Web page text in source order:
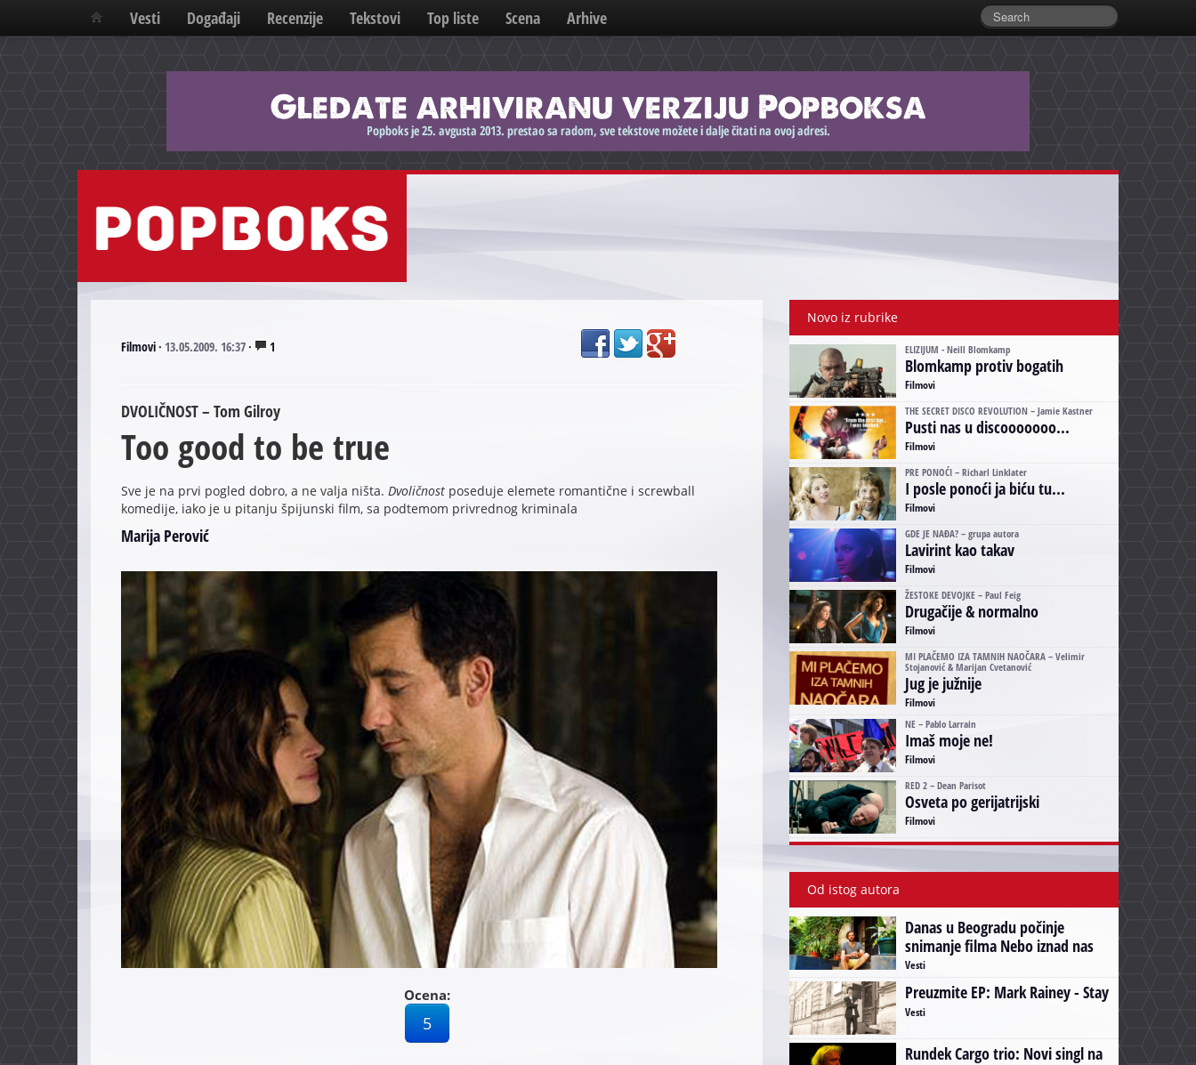
Vesti Događaji Recenzije Tekstovi Top liste Scena Arhive
Filmovi· 13.05.2009. 16:37· 1
DVOLIČNOST – Tom Gilroy
Too good to be true
Sve je na prvi pogled dobro, a ne valja ništa. Dvoličnostposeduje elemete romantične i screwball
komedije, iako je u pitanju špijunski film, sa podtemom privrednog kriminala
Marija Perović
Ocena:
5
Novo iz rubrike
ELIZIJUM - Neill Blomkamp
Blomkamp protiv bogatih
Filmovi
THE SECRET DISCO REVOLUTION – Jamie Kastner
Pusti nas u discooooooo...
Filmovi
PRE PONOĆI – Richarl Linklater
I posle ponoći ja biću tu...
Filmovi
GDE JE NAĐA? – grupa autora
Lavirint kao takav
Filmovi
ŽESTOKE DEVOJKE – Paul Feig
Drugačije & normalno
Filmovi
MI PLAČEMO IZA TAMNIH NAOČARA – Velimir
Stojanović & Marijan Cvetanović
Jug je južnije
Filmovi
NE – Pablo Larrain
Imaš moje ne!
Filmovi
RED 2 – Dean Parisot
Osveta po gerijatrijski
Filmovi
Od istog autora
Danas u Beogradu počinje
snimanje filma Nebo iznad nas
Vesti
Preuzmite EP: Mark Rainey - Stay
Vesti
Rundek Cargo trio: Novi singl na